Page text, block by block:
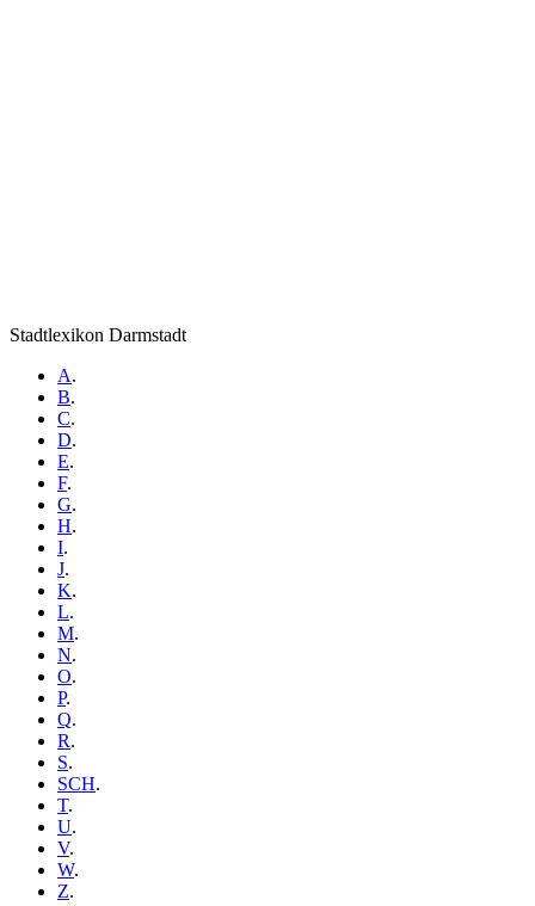
Stadtlexikon Darmstadt
A.
B.
C.
D.
E.
F.
G.
H.
I.
J.
K.
L.
M.
N.
O.
P.
Q.
R.
S.
SCH.
T.
U.
V.
W.
Z.